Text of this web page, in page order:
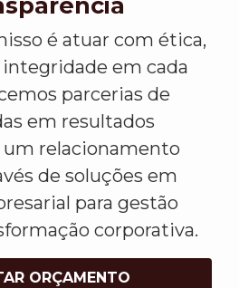
é atuar com ética,
em cada
parcerias de
em resultados
relacionamento
de soluções em
para gestão
corporativa.
ORÇAMENTO